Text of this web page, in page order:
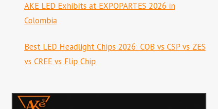
AKE LED Exhibits at EXPOPARTES 2026 in
Colombia
Best LED Headlight Chips 2026: COB vs CSP vs ZES
vs CREE vs Flip Chip